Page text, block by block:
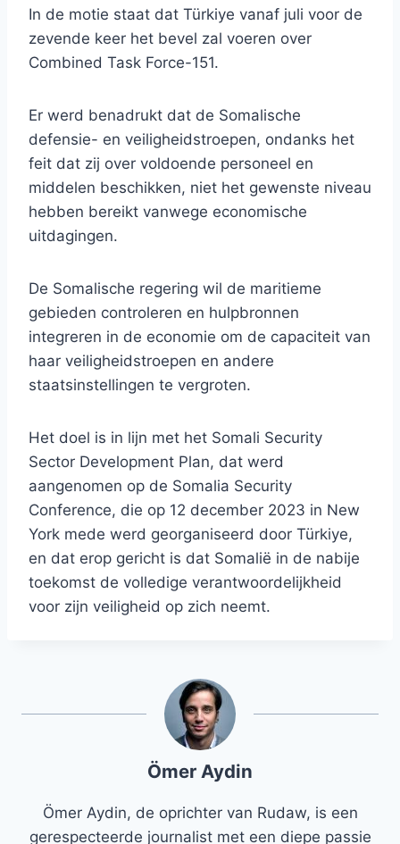
In de motie staat dat Türkiye vanaf juli voor de
zevende keer het bevel zal voeren over
Combined Task Force-151.
Er werd benadrukt dat de Somalische
defensie- en veiligheidstroepen, ondanks het
feit dat zij over voldoende personeel en
middelen beschikken, niet het gewenste niveau
hebben bereikt vanwege economische
uitdagingen.
De Somalische regering wil de maritieme
gebieden controleren en hulpbronnen
integreren in de economie om de capaciteit van
haar veiligheidstroepen en andere
staatsinstellingen te vergroten.
Het doel is in lijn met het Somali Security
Sector Development Plan, dat werd
aangenomen op de Somalia Security
Conference, die op 12 december 2023 in New
York mede werd georganiseerd door Türkiye,
en dat erop gericht is dat Somalië in de nabije
toekomst de volledige verantwoordelijkheid
voor zijn veiligheid op zich neemt.
Ömer Aydin
Ömer Aydin, de oprichter van Rudaw, is een
gerespecteerde journalist met een diepe passie